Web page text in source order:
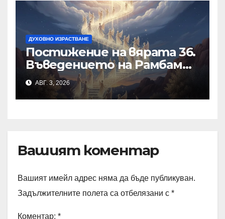
ДУХОВНО ИЗРАСТВАНЕ
Постижение на вярата 36.
Въведението на Рамбам
към Тринадесетте
Основи
АВГ. 3, 2026
Вашият коментар
Вашият имейл адрес няма да бъде публикуван.
Задължителните полета са отбелязани с *
Коментар: *